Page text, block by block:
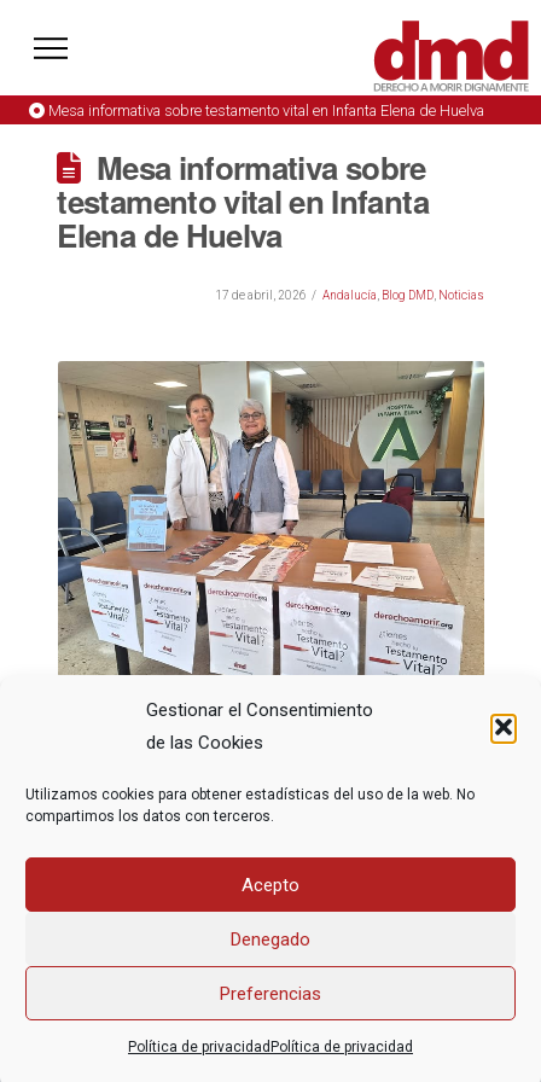
Gestionar el Consentimiento
de las Cookies
Utilizamos cookies para obtener estadísticas del uso de la web. No
compartimos los datos con terceros.
Acepto
Denegado
Preferencias
Política de privacidad Política de privacidad
Mesa informativa sobre testamento vital en Infanta Elena de Huelva
Mesa informativa sobre
testamento vital en Infanta
Elena de Huelva
17 de abril, 2026 Andalucía Blog DMD, Noticias
Supone una ocasión para dar visibilidad a un
conversaciones en torno al final de vida.
Asociación Federal Derecho a Morir Dignamente (DMD)